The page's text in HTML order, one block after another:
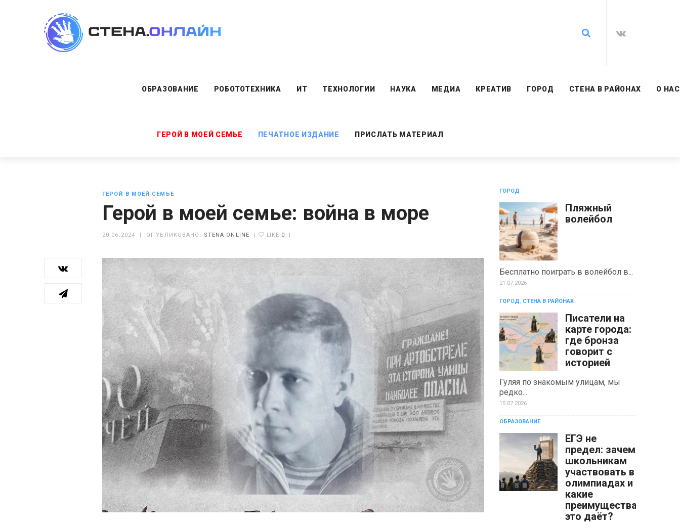
ОБРАЗОВАНИЕ РОБОТОТЕХНИКА ИТ ТЕХНОЛОГИИ НАУКА МЕДИА КРЕАТИВ ГОРОД СТЕНА В РАЙОНАХ О НАС
ГЕРОЙ В МОЕЙ СЕМЬЕ ПЕЧАТНОЕ ИЗДАНИЕ ПРИСЛАТЬ МАТЕРИАЛ
ГЕРОЙ В МОЕЙ СЕМЬЕ
Герой в моей семье: война в море
20.06.2024 ОПУБЛИКОВАНО: STENA ONLINE LIKE 0
ГОРОД
Пляжный
волейбол
Бесплатно поиграть в волейбол в...
21.07.2026
ГОРОД, СТЕНА В РАЙОНАХ
Писатели на
карте города:
где бронза
говорит с
историей
Гуляя по знакомым улицам, мы
редко...
15.07.2026
ОБРАЗОВАНИЕ
ЕГЭ не
предел: зачем
школьникам
участвовать в
олимпиадах и
какие
преимущества
это даёт?